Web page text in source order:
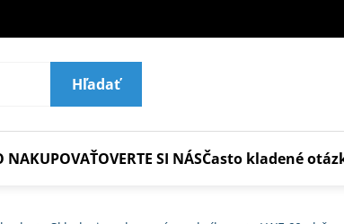
Hľadať
NAKUPOVAŤOVERTE SI NÁSČasto kladené